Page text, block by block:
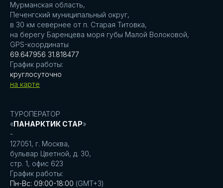
Мурманская область,
Печенгский муниципальный округ,
в 30 км севернее от п. Старая Титовка,
на берегу Баренцева моря губы Малой Волоковой,
GPS-координаты
69.647956 31.818477
График работы:
круглосуточно
на карте
ТУРОПЕРАТОР
«ПАНАРКТИК СТАР»
-
127051, г. Москва,
бульвар Цветной, д. 30,
стр. 1, офис 623
График работы:
Пн-Вс: 09:00-18:00 (GMT+3)